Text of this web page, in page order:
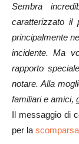
Sembra
caratterizzato il
principalmente
incidente. Ma
rapporto
notare. Alla
familiari e amici,
Il messaggio di
per la